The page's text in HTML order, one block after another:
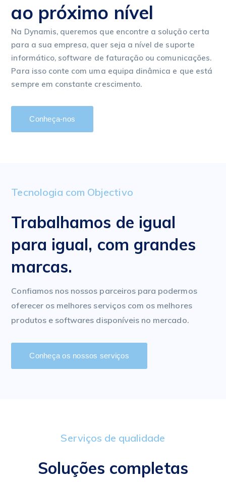
ao próximo nível
Na Dynamis, queremos que encontre a solução certa
para a sua empresa, quer seja a nível de suporte
informático, software de faturação ou comunicações.
Para isso conte com uma equipa dinâmica e que está
sempre em constante crescimento.
Conheça-nos
Tecnologia com Objectivo
Trabalhamos de igual
para igual, com grandes
marcas.
Confiamos nos nossos parceiros para podermos
oferecer os melhores serviços com os melhores
produtos e softwares disponíveis no mercado.
Conheça os nossos serviços
Serviços de qualidade
Soluções completas